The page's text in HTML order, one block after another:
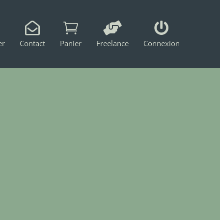

Contact

Panier

Freelance

Connexion